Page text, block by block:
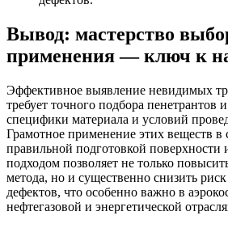
Вывод: мастерство
применения — ключ к
Эффективное выявление невидимых
требует точного подбора пенетрантов
специфики материала и условий
Грамотное применение этих веществ в
правильной подготовкой поверхности
подходом позволяет не только
метода, но и существенно снизить
дефектов, что особенно важно в
нефтегазовой и энергетической